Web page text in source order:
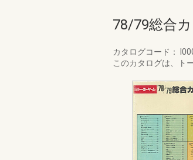
78/79総合
カタログコード：
このカタログは、ト